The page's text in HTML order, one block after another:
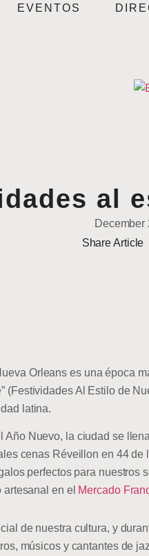
EVENTOS
al
December
Share Article
Orleans es una época
(Festividades Al Estilo de
latina.
Año Nuevo, la ciudad se
cenas Réveillon en 44
perfectos para
artesanal en el Mercado
de nuestra cultura, y
músicos y cantantes de